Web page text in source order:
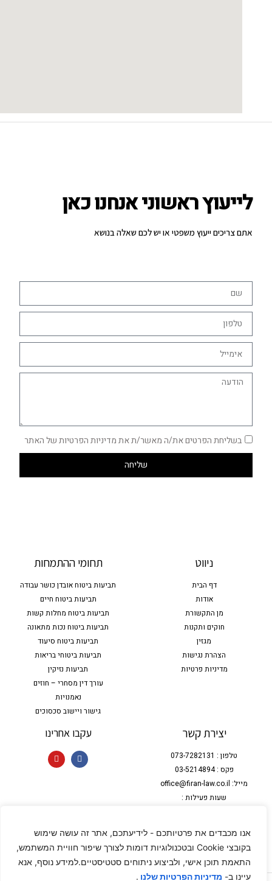
אנו מכבדים את פרטיותכם - לידיעתכם, אתר זה עושה שימוש
בקובצי Cookie ובטכנולוגיות דומות לצורך שיפור חוויית המשתמש,
התאמת תוכן אישי, ולביצוע ניתוחים סטטיסטיים.למידע נוסף, אנא
עיינו ב- מדיניות הפרטיות שלנו .
לייעוץ ראשוני אנחנו כאן
אתם צריכים ייעוץ משפטי או יש לכם שאלה בנושא
בשליחת הפרטים את/ה מאשר/ת את מדיניות הפרטיות של האתר
שליחה
ניווט
דף הבית
אודות
מן התקשורת
חוקים ותקנות
מגזין
הצהרת נגישות
מדיניות פרטיות
תחומי ההתמחות
תביעות ביטוח אובדן כושר עבודה
תביעות ביטוח חיים
תביעות ביטוח מחלות קשות
תביעות ביטוח נכות מתאונה
תביעות ביטוח סיעוד
תביעות ביטוחי בריאות
תביעות נזיקין
עורך דין מסחרי – חוזים
נאמנויות
גישור ויישוב סכסוכים
יצירת קשר
טלפון : 073-7282131
פקס : 03-5214894
מייל: office@firan-law.co.il
שעות פעילות :
כתובת :
רח' ז'בוטינסקי 35, מגדל התאומים 2 -
עקבו אחרינו